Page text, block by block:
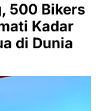
500 Bikers
Kadar
di Dunia